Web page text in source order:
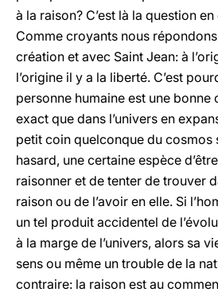
à la raison? C’est là la question
Comme croyants nous
création et avec Saint Jean: à
l’origine il y a la liberté. C’est
personne humaine est une bonne
exact que dans l’univers en
petit coin quelconque du cosmos
hasard, une certaine espèce
raisonner et de tenter de trouver
raison ou de l’avoir en elle. Si
un tel produit accidentel de
à la marge de l’univers, alors sa
sens ou même un trouble de la
contraire: la raison est au